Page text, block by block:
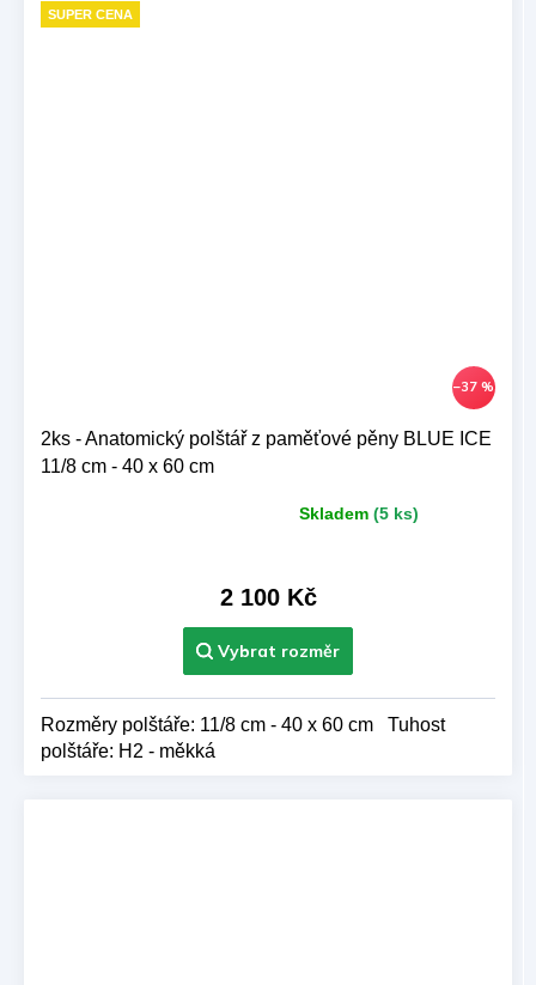
SUPER CENA
–37 %
2ks - Anatomický polštář z paměťové pěny BLUE ICE
11/8 cm - 40 x 60 cm
Skladem (5 ks)
2 100 Kč
Rozměry polštáře: 11/8 cm - 40 x 60 cm Tuhost
polštáře: H2 - měkká